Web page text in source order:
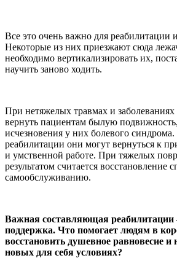
Все это очень важно для реабилитации
Некоторые из них приезжают сюда
необходимо вертикализировать их,
научить заново ходить.
При нетяжелых травмах и заболеваниях
вернуть пациентам былую
исчезновения у них болевого
реабилитации они могут вернуться к
и умственной работе. При тяжелых
результатом считается восстановление
самообслуживанию.
Важная составляющая реабилитации
поддержка. Что помогает людям в
восстановить душевное равновесие и
новых для себя условиях?